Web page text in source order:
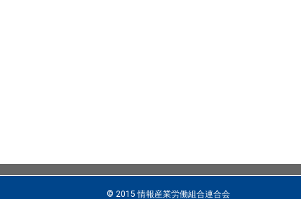
© 2015 情報産業労働組合連合会